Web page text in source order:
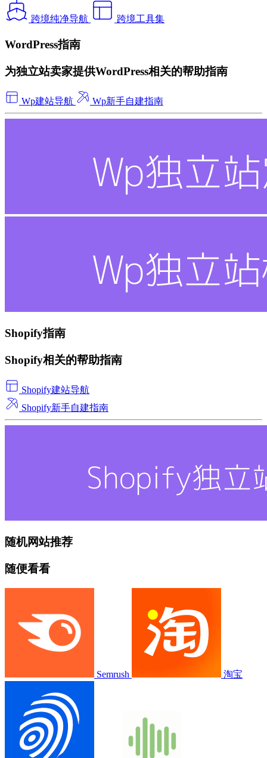
跨境纯净导航 跨境工具集
WordPress指南
为独立站卖家提供WordPress相关的帮助指南
Wp建站导航 Wp新手自建指南
Shopify指南
Shopify相关的帮助指南
Shopify建站导航
Shopify新手自建指南
随机网站推荐
随便看看
Semrush 淘宝